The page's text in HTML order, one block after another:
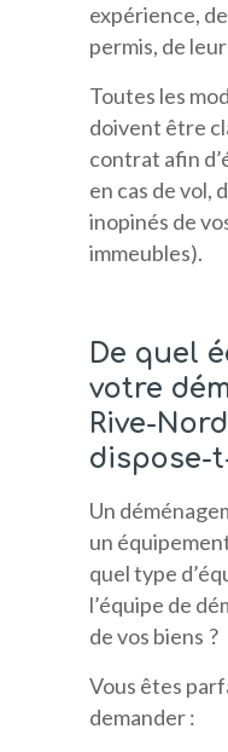
expérience,
permis, de
Toutes les
doivent être
contrat afin
en cas de vol,
inopinés de
immeubles).
De quel
votre
Rive-
dispose-
Un
un
quel type
l’équipe de
de vos biens ?
Vous êtes
demander :